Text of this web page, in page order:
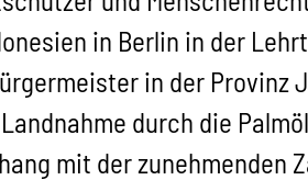
in Berlin in der
in der Provinz
durch die
mit der zunehmenden